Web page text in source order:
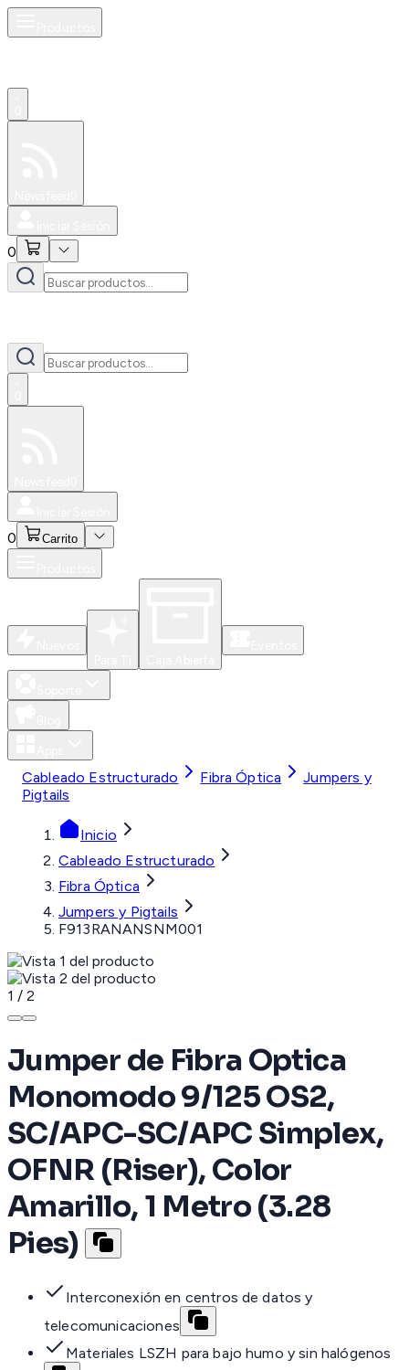
0
0 Carrito
Cableado Estructurado Fibra Óptica
Jumpers y
Pigtails
Inicio
Cableado Estructurado
Fibra Óptica
Jumpers y Pigtails
F913RANANSNM001
1 / 2
Jumper de Fibra Optica
Monomodo 9/125 OS2,
SC/APC-SC/APC Simplex,
OFNR (Riser), Color
Amarillo, 1 Metro (3.28
Pies)
Interconexión en centros de datos y
telecomunicaciones
Materiales LSZH para bajo humo y sin halógenos